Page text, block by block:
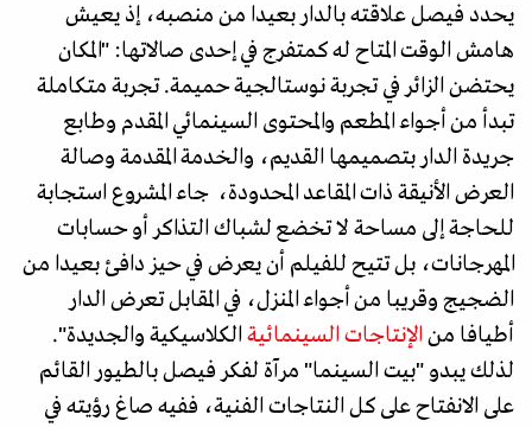
يحدد فيصل علاقته بالدار بعيدا من منصبه، إذ يعيش
هامش الوقت المتاح له كمتفرج في إحدى صالاتها: "المكان
يحتضن الزائر في تجربة نوستالجية حميمة. تجربة متكاملة
تبدأ من أجواء المطعم والمحتوى السينمائي المقدم وطابع
جريدة الدار بتصميمها القديم، والخدمة المقدمة وصالة
العرض الأنيقة ذات المقاعد المحدودة، جاء المشروع استجابة
للحاجة إلى مساحة لا تخضع لشباك التذاكر أو حسابات
المهرجانات، بل تتيح للفيلم أن يعرض في حيز دافئ بعيدا من
الضجيج وقريبا من أجواء المنزل، في المقابل تعرض الدار
أطيافا من الإنتاجات السينمائية الكلاسيكية والجديدة".
لذلك يبدو "بيت السينما" مرآة لفكر فيصل بالطيور القائم
على الانفتاح على كل النتاجات الفنية، ففيه صاغ رؤيته في